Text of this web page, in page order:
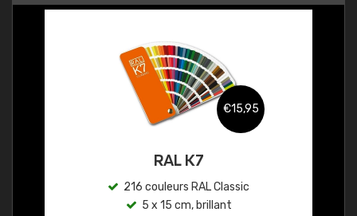
€15,95
RAL K7
216 couleurs RAL Classic
5 x 15 cm, brillant